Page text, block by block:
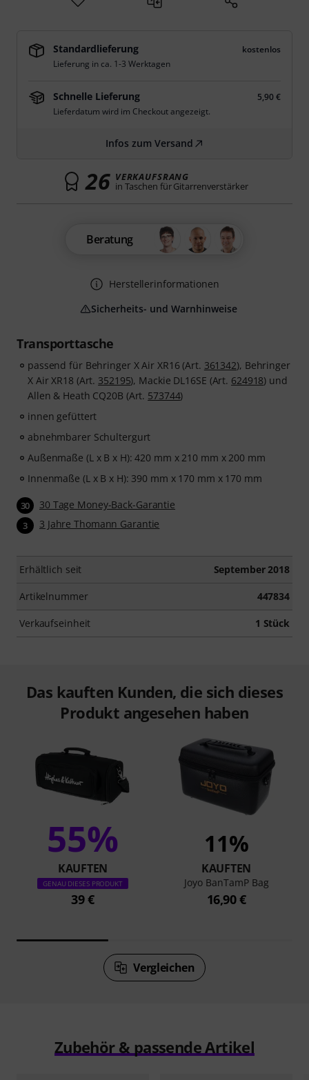
Transporttasche
passend für Behringer X Air XR16 (Art. 361342), Behringer
X Air XR18 (Art. 352195), Mackie DL16SE (Art. 624918) und
Allen & Heath CQ20B (Art. 573744)
innen gefüttert
abnehmbarer Schultergurt
Außenmaße (L x B x H): 420 mm x 210 mm x 200 mm
Innenmaße (L x B x H): 390 mm x 170 mm x 170 mm
30 30 Tage Money-Back-Garantie
3 3 Jahre Thomann Garantie
Erhältlich seit September 2018
Artikelnummer 447834
Verkaufseinheit 1 Stück
Standardlieferung
kostenlos
Lieferung in ca. 1-3 Werktagen
Schnelle Lieferung
5,90 €
Lieferdatum wird im Checkout angezeigt.
Infos zum Versand
26 VERKAUFSRANG
in Taschen für Gitarrenverstärker
Beratung
Herstellerinformationen
Sicherheits- und Warnhinweise
Das kauften Kunden, die sich dieses
Produkt angesehen haben
55%
KAUFTEN
GENAU DIESES PRODUKT
39 €
11%
KAUFTEN
Joyo BanTamP Bag
16,90 €
Vergleichen
Zubehör & passende Artikel